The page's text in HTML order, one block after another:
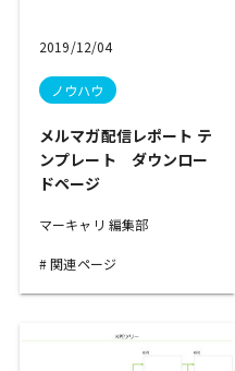
2019/12/04
ノウハウ
メルマガ配信レポート テ
ンプレート ダウンロー
ドページ
マーキャリ 編集部
関連ページ